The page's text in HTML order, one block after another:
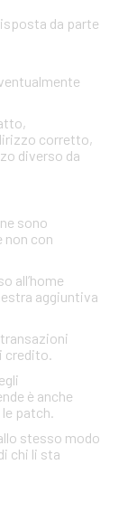
da parte
corretto,
diverso da
sono
non con
all’home
aggiuntiva
credito.
è anche
patch.
stesso modo
chi li sta